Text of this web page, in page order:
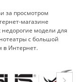
за просмотром
магазине
недорогие модели для
с большой
в Интернет.